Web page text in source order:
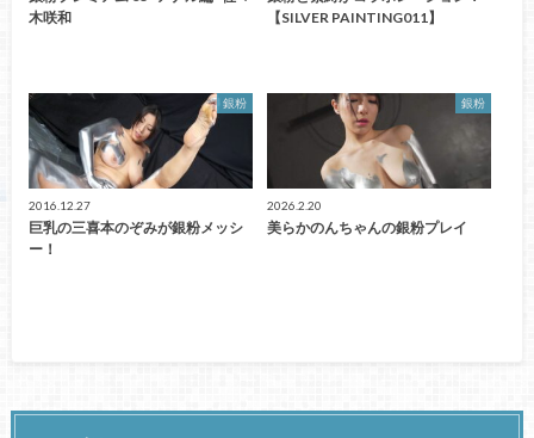
木咲和
【SILVER PAINTING011】
銀粉
2016.12.27
巨乳の三喜本のぞみが銀粉メッシ
ー！
銀粉
2026.2.20
美らかのんちゃんの銀粉プレイ